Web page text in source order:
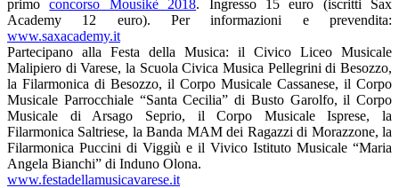
primoconcorso Mousikè 2018. Ingresso 15 euro (iscritti Sax
Academy 12 euro). Per informazioni e prevendita:
www.saxacademy.it
Partecipano alla Festa della Musica: il Civico Liceo Musicale
Malipiero di Varese, la Scuola Civica Musica Pellegrini di Besozzo,
la Filarmonica di Besozzo, il Corpo Musicale Cassanese, il Corpo
Musicale Parrocchiale “Santa Cecilia” di Busto Garolfo, il Corpo
Musicale di Arsago Seprio, il Corpo Musicale Isprese, la
Filarmonica Saltriese, la Banda MAM dei Ragazzi di Morazzone, la
Filarmonica Puccini di Viggiù e il Vivico Istituto Musicale “Maria
Angela Bianchi” di Induno Olona.
www.festadellamusicavarese.it